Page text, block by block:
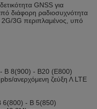
GNSS για
διάφορη ραδιοσυχνότητα
2G/3G περιπλαμένος, υπό
Β 8(900) - B20 (E800)
ανερχόμενη ζεύξη Λ LTE
- Β 5(850)